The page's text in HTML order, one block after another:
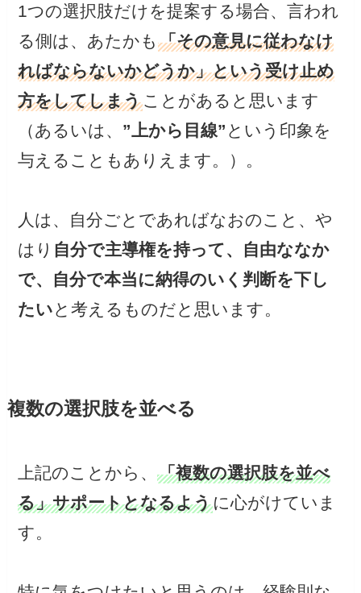
1つの選択肢だけを提案する場合、言われ
る側は、あたかも「その意見に従わなけ
ればならないかどうか」という受け止め
方をしてしまうことがあると思います
（あるいは、 ”上から目線” という印象を
与えることもありえます。）。
人は、自分ごとであればなおのこと、や
はり 自分で主導権を持って、自由ななか
で、自分で本当に納得のいく判断を下し
たいと考えるものだと思います。
複数の選択肢を並べる
上記のことから、「複数の選択肢を並べ
る」サポートとなるように心がけていま
す。